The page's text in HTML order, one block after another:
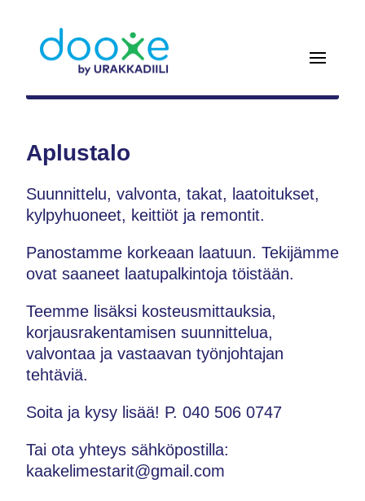
Aplustalo
Suunnittelu, valvonta, takat, laatoitukset,
kylpyhuoneet, keittiöt ja remontit.
Panostamme korkeaan laatuun. Tekijämme
ovat saaneet laatupalkintoja töistään.
Teemme lisäksi kosteusmittauksia,
korjausrakentamisen suunnittelua,
valvontaa ja vastaavan työnjohtajan
tehtäviä.
Soita ja kysy lisää! P. 040 506 0747
Tai ota yhteys sähköpostilla:
kaakelimestarit@gmail.com